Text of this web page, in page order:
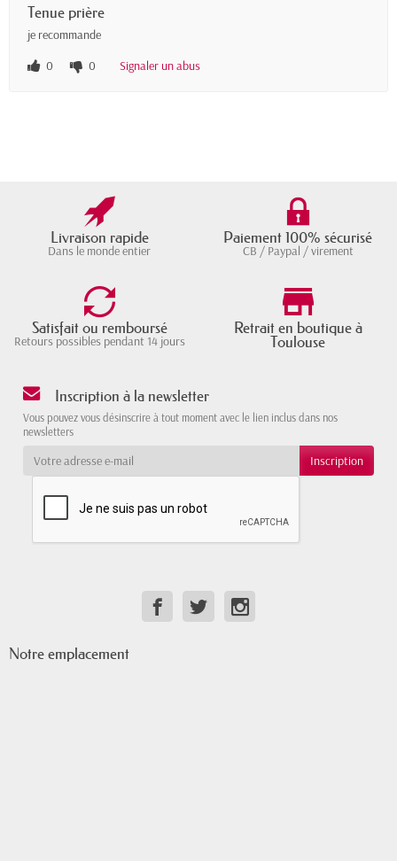
Tenue prière
je recommande
0
0 Signaler un abus
Livraison rapide
Dans le monde entier
Paiement 100% sécurisé
CB / Paypal / virement
Satisfait ou remboursé
Retours possibles pendant 14 jours
Retrait en boutique à
Toulouse
Inscription à la newsletter
Vous pouvez vous désinscrire à tout moment avec le lien inclus dans nos
newsletters
Notre emplacement